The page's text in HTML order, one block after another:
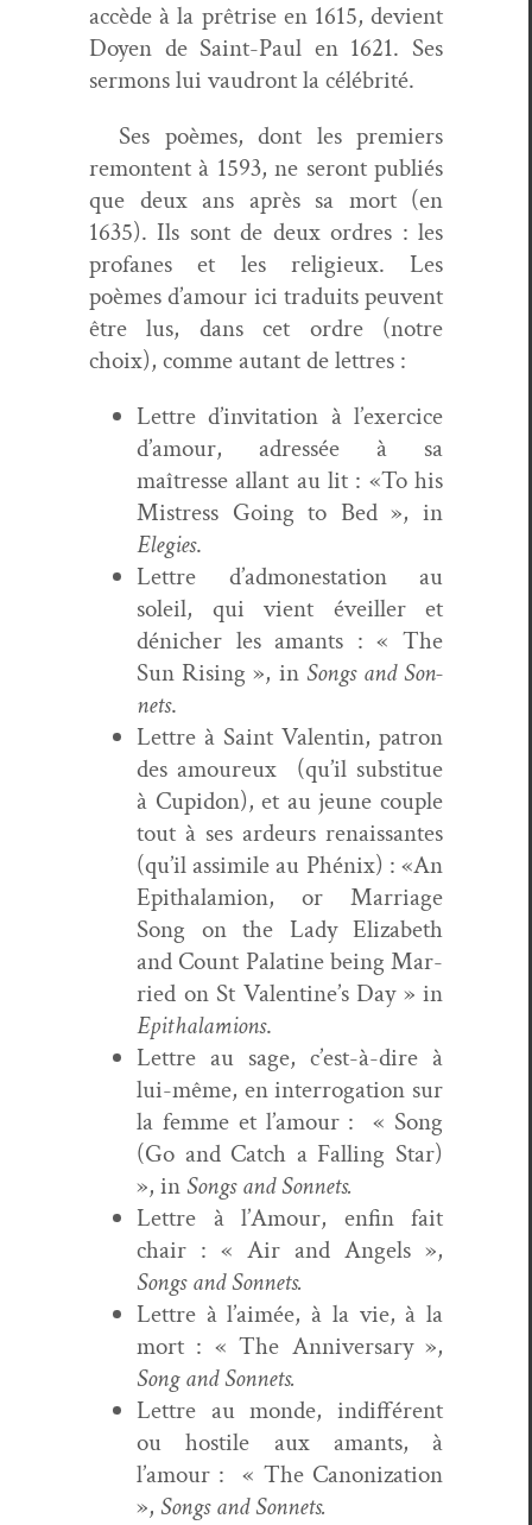
accède à la prêtrise en 1615, devient
Doyen de Saint-Paul en 1621. Ses
ser­mons lui vau­dront la célébrité.
Ses poèmes, dont les pre­miers
remon­tent à 1593, ne seront pub­liés
que deux ans après sa mort (en
1635). Ils sont de deux ordres : les
pro­fanes et les religieux. Les
poèmes d’amour ici traduits peu­vent
être lus, dans cet ordre (notre
choix), comme autant de lettres :
Let­tre d’invitation à l’exercice
d’amour, adressée à sa
maîtresse allant au lit : «To his
Mis­tress Going to Bed », in
Ele­gies.
Let­tre d’admonestation au
soleil, qui vient éveiller et
dénich­er les amants : « The
Sun Ris­ing », in Songs and Son­
nets.
Let­tre à Saint Valentin, patron
des amoureux (qu’il sub­stitue
à Cupi­don), et au jeune cou­ple
tout à ses ardeurs renais­santes
(qu’il assim­i­le au Phénix) : «An
Epi­thal­a­mion, or Mar­riage
Song on the Lady Eliz­a­beth
and Count Pala­tine being Mar­
ried on St Valentine’s Day » in
Epi­thal­a­mions.
Let­tre au sage, c’est-à-dire à
lui-même, en inter­ro­ga­tion sur
la femme et l’amour : « Song
(Go and Catch a Falling Star)
», in Songs and Sonnets.
Let­tre à l’Amour, enfin fait
chair : « Air and Angels »,
Songs and Sonnets.
Let­tre à l’aimée, à la vie, à la
mort : « The Anniver­sary »,
Song and Sonnets.
Let­tre au monde, indif­férent
ou hos­tile aux amants, à
l’amour : « The Can­on­iza­tion
», Songs and Sonnets.